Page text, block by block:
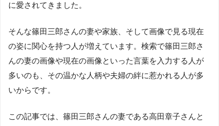
に愛されてきました。
そんな篠田三郎さんの妻や家族、そして画像で見る現在
の姿に関心を持つ人が増えています。検索で篠田三郎さ
んの妻の画像や現在の画像といった言葉を入力する人が
多いのも、その温かな人柄や夫婦の絆に惹かれる人が多
いからです。
この記事では、篠田三郎さんの妻である高田章子さんと